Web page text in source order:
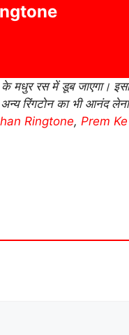
रस में डूब जाएगा।
रिंगटोन का भी आनंद
Ringtone, Prem